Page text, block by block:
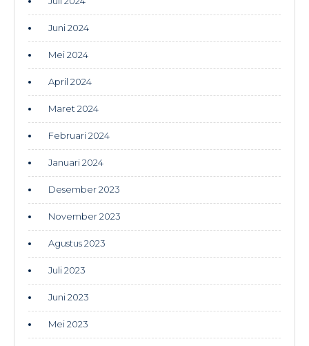
Juni 2024
Mei 2024
April 2024
Maret 2024
Februari 2024
Januari 2024
Desember 2023
November 2023
Agustus 2023
Juli 2023
Juni 2023
Mei 2023